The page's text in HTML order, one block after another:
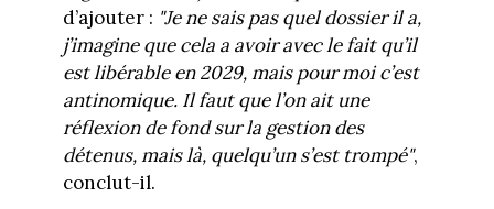
d’ajouter : "Je ne sais pas quel dossier il a,
j’imagine que cela a avoir avec le fait qu’il
est libérable en 2029, mais pour moi c’est
antinomique. Il faut que l’on ait une
réflexion de fond sur la gestion des
détenus, mais là, quelqu’un s’est trompé",
conclut-il.